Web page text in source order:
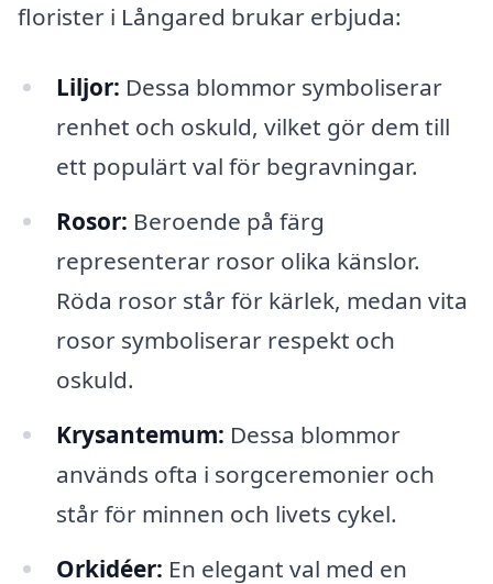
florister i Långared brukar erbjuda:
Liljor: Dessa blommor symboliserar
renhet och oskuld, vilket gör dem till
ett populärt val för begravningar.
Rosor: Beroende på färg
representerar rosor olika känslor.
Röda rosor står för kärlek, medan vita
rosor symboliserar respekt och
oskuld.
Krysantemum: Dessa blommor
används ofta i sorgceremonier och
står för minnen och livets cykel.
Orkidéer: En elegant val med en